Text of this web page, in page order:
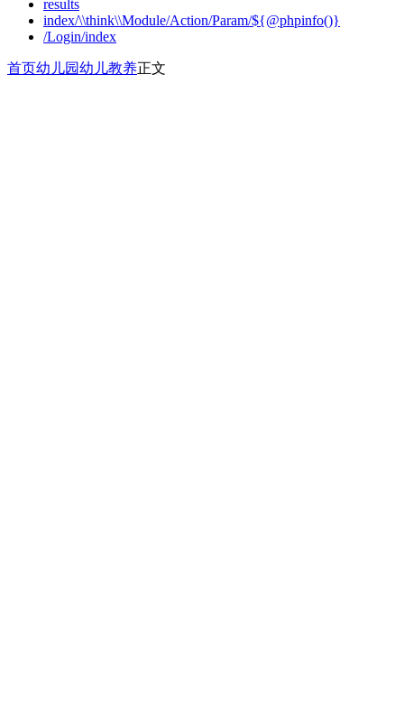
results
index/\\think\\Module/Action/Param/${@phpinfo()}
/Login/index
首页幼儿园幼儿教养正文